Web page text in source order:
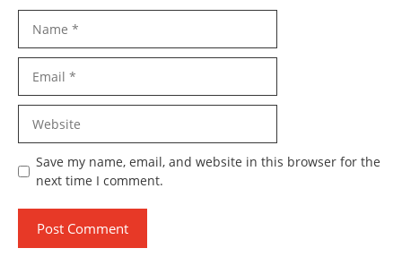
Save my name, email, and website in this browser for the
next time I comment.